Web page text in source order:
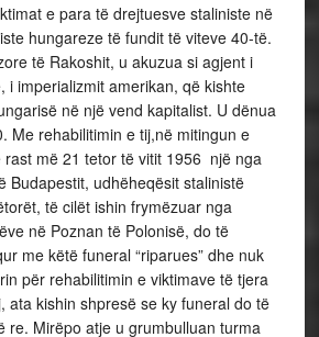
e para të drejtuesve staliniste në
hungareze të fundit të viteve 40-të.
të Rakoshit, u akuzua si agjent i
i imperializmit amerikan, që kishte
në një vend kapitalist. U dënua
Me rehabilitimin e tij,në mitingun e
më 21 tetor të vitit 1956 një nga
Budapestit, udhëheqësit stalinistë
të cilët ishin frymëzuar nga
në Poznan të Polonisë, do të
me këtë funeral “riparues” dhe nuk
për rehabilitimin e viktimave të tjera
ata kishin shpresë se ky funeral do të
re. Mirëpo atje u grumbulluan turma